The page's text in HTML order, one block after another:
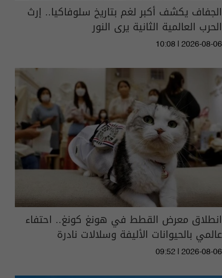
الجفاف يكشف أكبر لغم بتاريخ سلوفاكيا.. إرث
الحرب العالمية الثانية يرى النور
10:08 | 2026-08-06
انطلاق معرض القطط في هونغ كونغ.. احتفاء
عالمي بالحيوانات الأليفة وسلالات نادرة
09:52 | 2026-08-06